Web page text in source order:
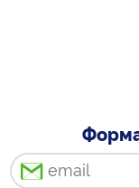
Форма